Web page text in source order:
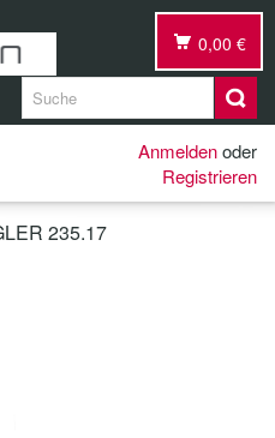
0,00 €
Anmeldenoder
Registrieren
235.17